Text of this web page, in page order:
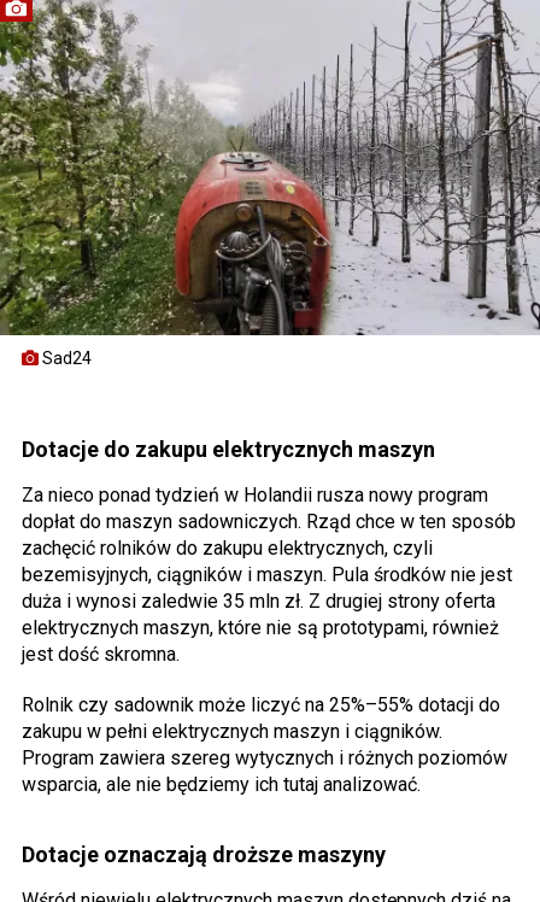
Sad24
Dotacje do zakupu elektrycznych maszyn
Za nieco ponad tydzień w Holandii rusza nowy program
dopłat do maszyn sadowniczych. Rząd chce w ten sposób
zachęcić rolników do zakupu elektrycznych, czyli
bezemisyjnych, ciągników i maszyn. Pula środków nie jest
duża i wynosi zaledwie 35 mln zł. Z drugiej strony oferta
elektrycznych maszyn, które nie są prototypami, również
jest dość skromna.
Rolnik czy sadownik może liczyć na 25%–55% dotacji do
zakupu w pełni elektrycznych maszyn i ciągników.
Program zawiera szereg wytycznych i różnych poziomów
wsparcia, ale nie będziemy ich tutaj analizować.
Dotacje oznaczają droższe maszyny